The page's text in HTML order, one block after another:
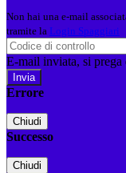
Non hai una e-mail
tramite la Login Spaggiari
E-mail inviata, si prega
Errore
Chiudi
Successo
Chiudi